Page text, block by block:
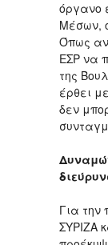
όργανο
Μέσων,
Όπως
ΕΣΡ να
της
έρθει
δεν
Για την
ΣΥΡΙΖΑ